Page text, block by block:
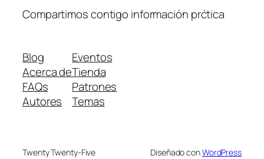
Compartimos contigo información prćtica
Blog
Acerca de
FAQs
Autores
Eventos
Tienda
Patrones
Temas
Twenty Twenty-Five Diseñado conWordPress